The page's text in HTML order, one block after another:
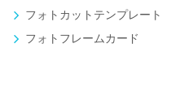
フォトカットテンプレート
フォトフレームカード